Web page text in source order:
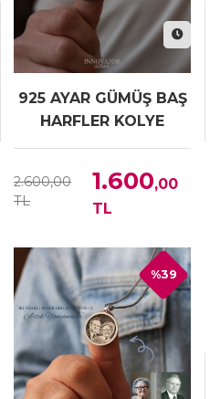
925 AYAR GÜMÜŞ BAŞ
HARFLER KOLYE
2.600,00
TL
1.600,00
TL
%39